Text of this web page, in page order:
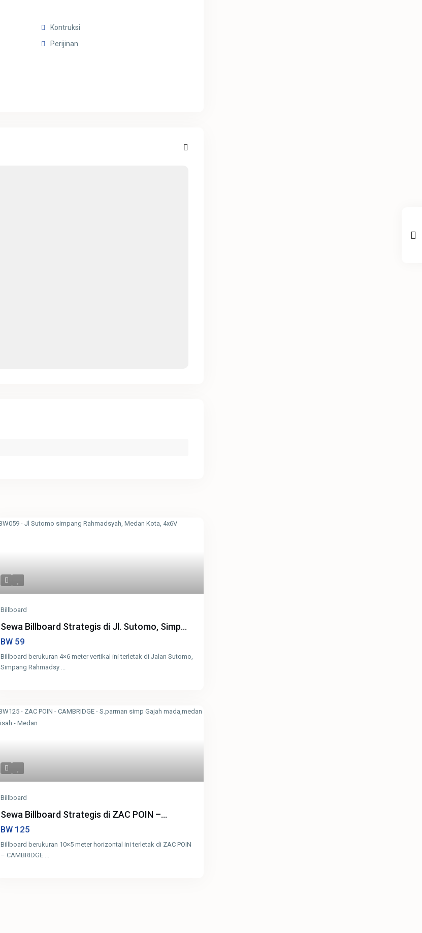
Kontruksi
Perijinan
Billboard
Sewa Billboard Strategis di Jl. Sutomo, Simp...
BW 59
Billboard berukuran 4×6 meter vertikal ini terletak di Jalan Sutomo,
Simpang Rahmadsy ...
Billboard
Sewa Billboard Strategis di ZAC POIN –...
BW 125
Billboard berukuran 10×5 meter horizontal ini terletak di ZAC POIN
– CAMBRIDGE ...